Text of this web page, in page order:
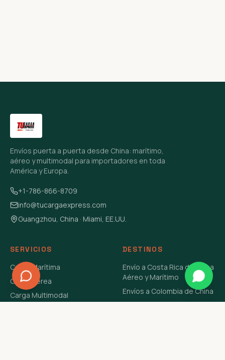
Envíos puerta a puerta desde China: marítimo,
aéreo y multimodal para importadores en toda
América y Europa.
+1-786-866-8709
info@tucargaexpress.com
Guangzhou, China · Miami, EE.UU.
SERVICIOS
Carga Marítima
Carga Aérea
Carga Multimodal
DESTINOS
Envío a Costa Rica de China
Aéreo y Marítimo
Envíos a Colombia de China